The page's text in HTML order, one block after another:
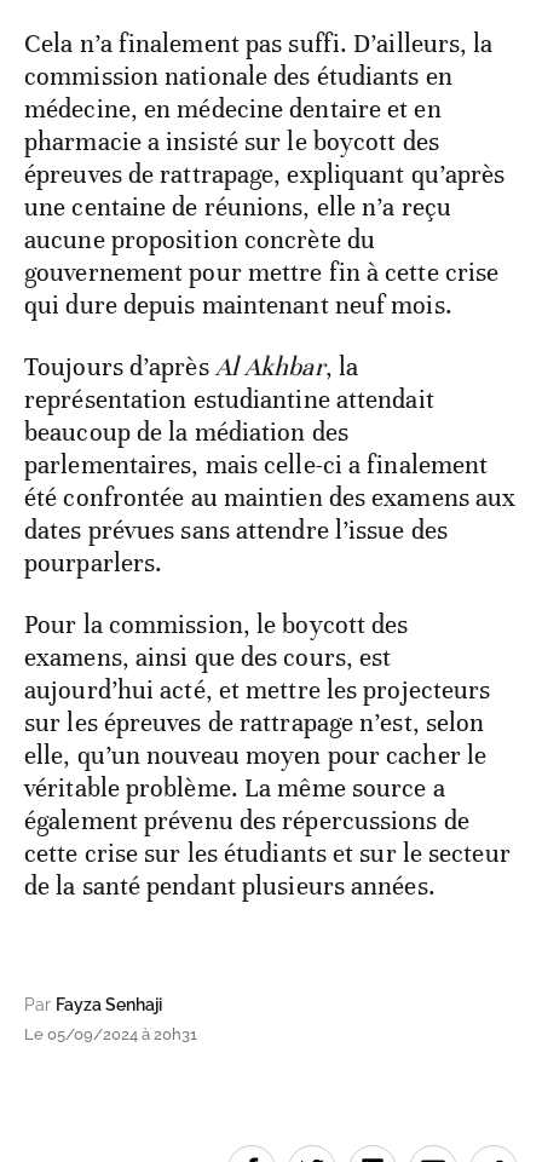
Cela n’a finalement pas suffi. D’ailleurs, la
commission nationale des étudiants en
médecine, en médecine dentaire et en
pharmacie a insisté sur le boycott des
épreuves de rattrapage, expliquant qu’après
une centaine de réunions, elle n’a reçu
aucune proposition concrète du
gouvernement pour mettre fin à cette crise
qui dure depuis maintenant neuf mois.
Toujours d’aprèsAl Akhbar, la
représentation estudiantine attendait
beaucoup de la médiation des
parlementaires, mais celle-ci a finalement
été confrontée au maintien des examens aux
dates prévues sans attendre l’issue des
pourparlers.
Pour la commission, le boycott des
examens, ainsi que des cours, est
aujourd’hui acté, et mettre les projecteurs
sur les épreuves de rattrapage n’est, selon
elle, qu’un nouveau moyen pour cacher le
véritable problème. La même source a
également prévenu des répercussions de
cette crise sur les étudiants et sur le secteur
de la santé pendant plusieurs années.
Par Fayza Senhaji
Le 05/09/2024 à 20h31